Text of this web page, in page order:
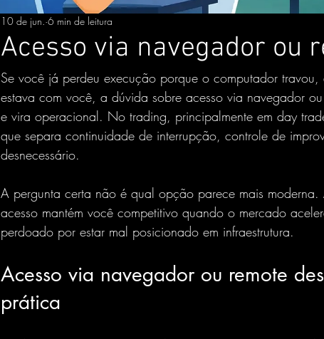
Acesso via navegador ou
10 de jun. 6 min de leitura
Se você já perdeu execução porque o computador
estava com você, a dúvida sobre acesso via navegador
e vira operacional. No trading, principalmente em day
que separa continuidade de interrupção, controle de
desnecessário.
A pergunta certa não é qual opção parece mais
acesso mantém você competitivo quando o mercado
perdoado por estar mal posicionado em infraestrutura.
Acesso via navegador ou remote
prática